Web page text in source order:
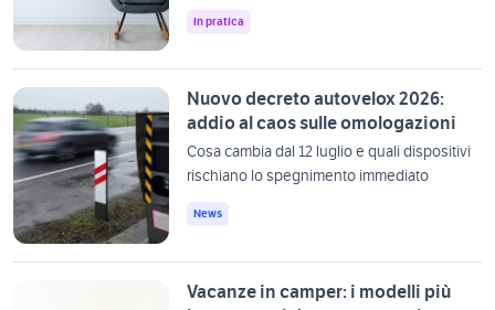
In pratica
Nuovo decreto autovelox 2026:
addio al caos sulle omologazioni
Cosa cambia dal 12 luglio e quali dispositivi
rischiano lo spegnimento immediato
News
Vacanze in camper: i modelli più